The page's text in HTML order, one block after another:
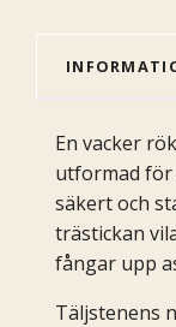
En vacker
utformad
säkert och
trästickan
fångar upp
Täljstenens